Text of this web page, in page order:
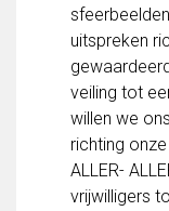
FC Lisse 1
FC Lisse 2
Toegangs- en
Heren- en
Vrouwen 1
Vrouwen- en
7 tegen 7 Voetbal
Zaalvoetbal
uitspreken
veiling tot
willen we
richting
ALLER-
vrijwilligers